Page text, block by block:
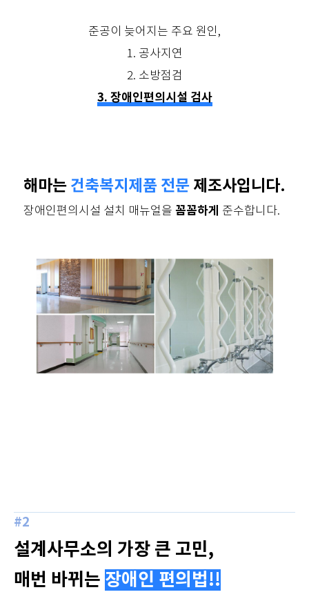
준공이 늦어지는 주요 원인,
1. 공사지연
2. 소방점검
3. 장애인편의시설 검사
해마는 건축복지제품 전문 제조사입니다.
장애인편의시설 설치 매뉴얼을 꼼꼼하게 준수합니다.
#2
설계사무소의 가장 큰 고민,
매번 바뀌는 장애인 편의법!!